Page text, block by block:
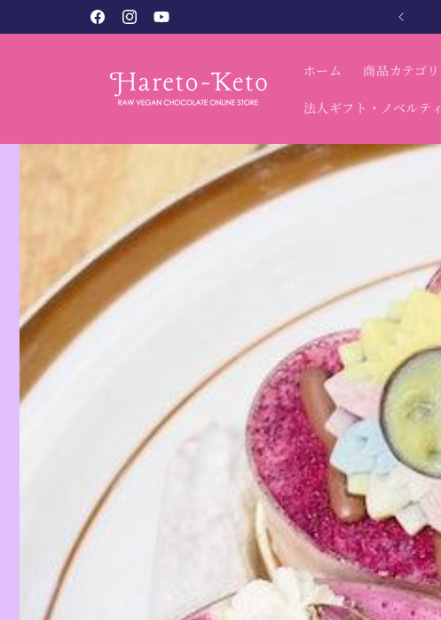
FacebookInstagram
YouTube
ホーム 商品カテゴリ
法人ギフト・ノベルティ